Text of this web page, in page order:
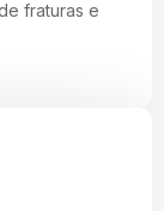
fraturas e